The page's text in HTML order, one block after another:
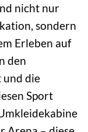
nicht nur
sondern
Erleben auf
den
und die
Sport